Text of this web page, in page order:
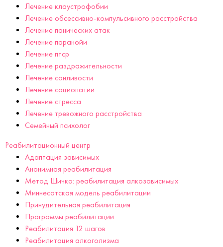
Лечение клаустрофобии
Лечение обсессивно-компульсивного расстройства
Лечение панических атак
Лечение паранойи
Лечение птср
Лечение раздражительности
Лечение сонливости
Лечение социопатии
Лечение стресса
Лечение тревожного расстройства
Семейный психолог
Реабилитационный центр
Адаптация зависимых
Анонимная реабилитация
Метод Шичко: реабилитация алкозависимых
Миннесотская модель реабилитации
Принудительная реабилитация
Программы реабилитации
Реабилитация 12 шагов
Реабилитация алкоголизма